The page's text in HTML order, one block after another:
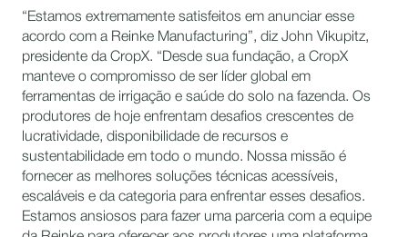
“Estamos extremamente satisfeitos em anunciar esse
acordo com a Reinke Manufacturing”, diz John Vikupitz,
presidente da CropX. “Desde sua fundação, a CropX
manteve o compromisso de ser líder global em
ferramentas de irrigação e saúde do solo na fazenda. Os
produtores de hoje enfrentam desafios crescentes de
lucratividade, disponibilidade de recursos e
sustentabilidade em todo o mundo. Nossa missão é
fornecer as melhores soluções técnicas acessíveis,
escaláveis e da categoria para enfrentar esses desafios.
Estamos ansiosos para fazer uma parceria com a equipe